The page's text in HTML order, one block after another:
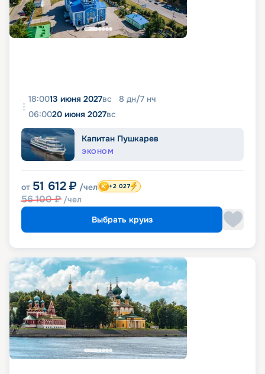
18:0013 июня 2027вс 8 дн/7 нч
06:0020 июня 2027вс
Капитан Пушкарев
ЭКОНОМ
от 51 612 ₽ /чел
56 100₽ /чел
+2 027
Выбрать круиз